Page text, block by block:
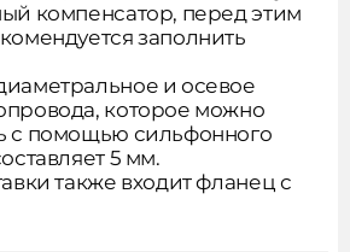
компенсатор, перед этим
заполнить
и осевое
которое можно
с помощью сильфонного
5 мм.
также входит фланец с